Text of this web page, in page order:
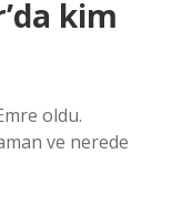
kim
oldu.
ve nerede